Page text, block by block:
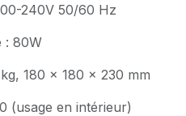
240V 50/60 Hz
: 80W
180 x 180 x 230 mm
(usage en intérieur)